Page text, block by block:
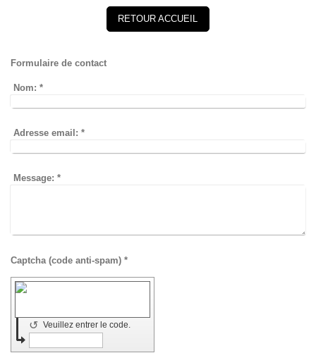
RETOUR ACCUEIL
Formulaire de contact
Nom: *
Adresse email: *
Message: *
Captcha (code anti-spam) *
Veuillez entrer le code.
↺